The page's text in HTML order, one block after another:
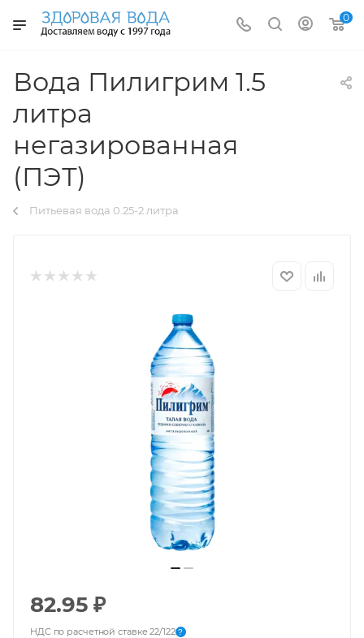
0
Вода Пилигрим 1.5
литра
негазированная
(ПЭТ)
Питьевая вода 0.25-2 литра
82.95 ₽
НДС по расчетной ставке 22/122 ?